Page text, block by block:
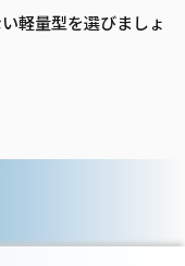
軽量型を選びましょ